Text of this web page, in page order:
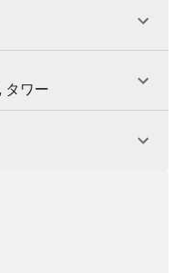
タワー